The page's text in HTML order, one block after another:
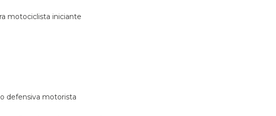
motociclista iniciante
defensiva motorista